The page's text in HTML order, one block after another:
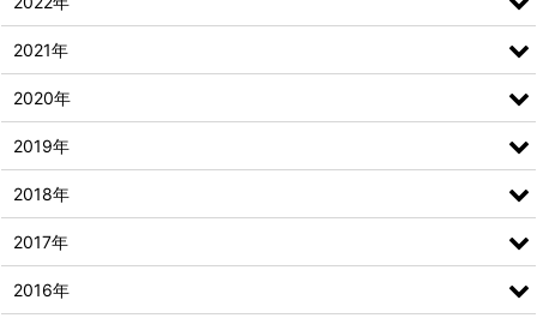
2021年
2020年
2019年
2018年
2017年
2016年